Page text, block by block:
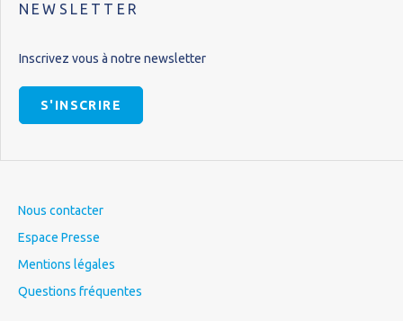
NEWSLETTER
Inscrivez vous à notre newsletter
S'INSCRIRE
Nous contacter
Espace Presse
Mentions légales
Questions fréquentes